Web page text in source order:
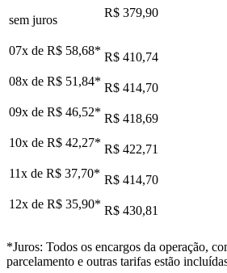
sem juros
R$ 379,90
07x de R$ 58,68* R$ 410,74
08x de R$ 51,84* R$ 414,70
09x de R$ 46,52* R$ 418,69
10x de R$ 42,27* R$ 422,71
11x de R$ 37,70* R$ 414,70
12x de R$ 35,90* R$ 430,81
*Juros: Todos os encargos da operação,
parcelamento e outras tarifas estão